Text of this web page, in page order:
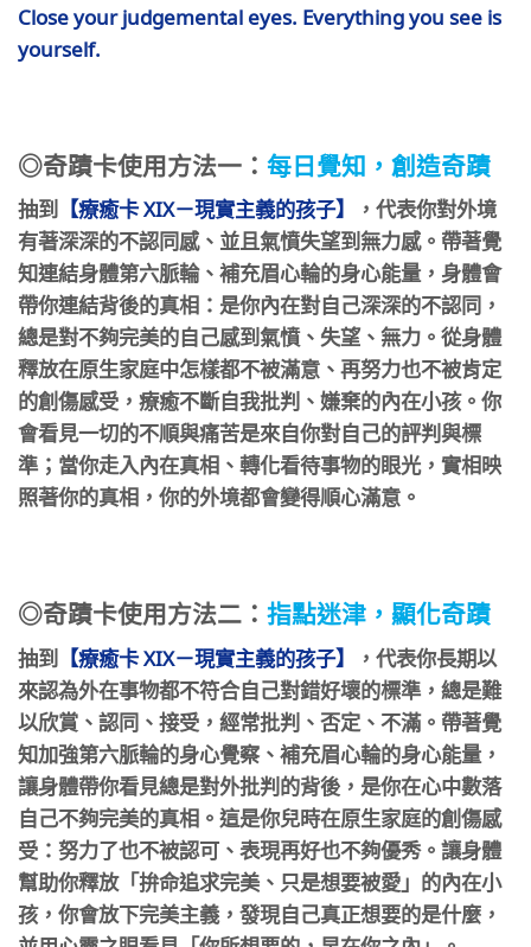
Closeyour judgemental eyes. Everything you see is
yourself.
◎奇蹟卡使用方法一： 每日覺知，創造奇蹟
抽到 【療癒卡 XIX－現實主義的孩子】
，代表你對外境
有著深深的不認同感、並且氣憤失望到無力感。帶著覺
知連結身體第六脈輪、補充眉心輪的身心能量，身體會
帶你連結背後的真相：是你內在對自己深深的不認同，
總是對不夠完美的自己感到氣憤、失望、無力。從身體
釋放在原生家庭中怎樣都不被滿意、再努力也不被肯定
的創傷感受，療癒不斷自我批判、嫌棄的內在小孩。你
會看見一切的不順與痛苦是來自你對自己的評判與標
準；當你走入內在真相、轉化看待事物的眼光，實相映
照著你的真相，你的外境都會變得順心滿意。
◎奇蹟卡使用方法二： 指點迷津，顯化奇蹟
抽到 【療癒卡 XIX－現實主義的孩子】
，代表你長期以
來認為外在事物都不符合自己對錯好壞的標準，總是難
以欣賞、認同、接受，經常批判、否定、不滿。 帶著覺
知加強第六脈輪的身心覺察、補充眉心輪的身心能量，
讓身體帶你看見總是對外批判的背後，是你在心中數落
自己不夠完美的真相。這是你兒時在原生家庭的創傷感
受：努力了也不被認可、表現再好也不夠優秀。讓身體
幫助你釋放「拚命追求完美、只是想要被愛」的內在小
孩，你會放下完美主義，發現自己真正想要的是什麼，